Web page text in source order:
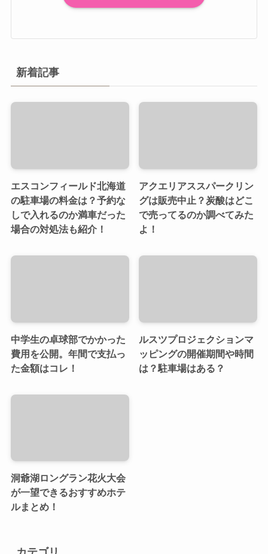
新着記事
エスコンフィールド北海道
の駐車場の料金は？予約な
しで入れるのか満車だった
場合の対処法も紹介！
アクエリアススパークリン
グは販売中止？炭酸はどこ
で売ってるのか調べてみた
よ！
中学生の卓球部でかかった
費用を公開。年間で支払っ
た金額はコレ！
ルスツプロジェクションマ
ッピングの開催期間や時間
は？駐車場はある？
洞爺湖ロングラン花火大会
が一望できるおすすめホテ
ルまとめ！